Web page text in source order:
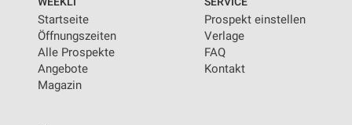
Startseite
Öffnungszeiten
Alle Prospekte
Angebote
Magazin
Prospekt einstellen
Verlage
FAQ
Kontakt